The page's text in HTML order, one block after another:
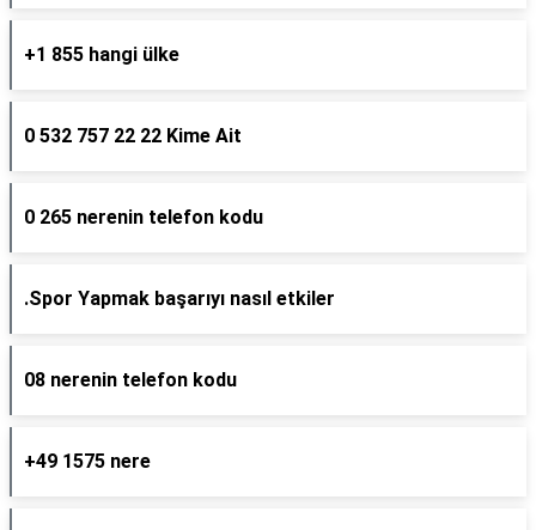
+1 855 hangi ülke
0 532 757 22 22 Kime Ait
0 265 nerenin telefon kodu
.Spor Yapmak başarıyı nasıl etkiler
08 nerenin telefon kodu
+49 1575 nere